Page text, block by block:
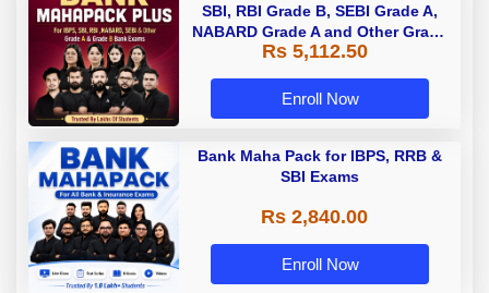
SBI, RBI Grade B, SEBI Grade A,
NABARD Grade A and Other Grade
A & Grade B Bank Exams
Rs 5,112.50
Enroll Now
Bank Maha Pack for IBPS, RRB &
SBI Exams
Rs 2,840.00
Enroll Now